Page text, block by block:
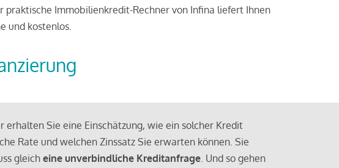
praktische Immobilienkredit-Rechner von Infina liefert Ihnen
und kostenlos.
Sie eine Einschätzung, wie ein solcher Kredit
Rate und welchen Zinssatz Sie erwarten können. Sie
gleich eine unverbindliche Kreditanfrage. Und so gehen